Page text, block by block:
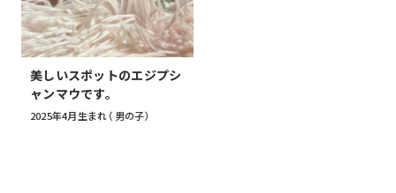
美しいスポットのエジプシ
ャンマウです。
2025年4月生まれ （男の子）